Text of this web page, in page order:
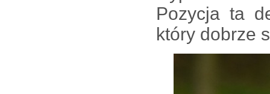
Pozycja ta
który dobrze